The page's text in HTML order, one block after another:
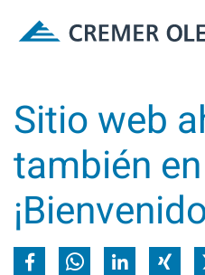
Sitio web
también